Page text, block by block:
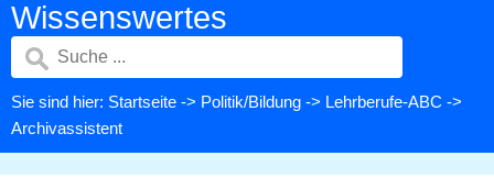
Wissenswertes
Sie sind hier: Startseite -> Politik/Bildung -> Lehrberufe-ABC ->
Archivassistent